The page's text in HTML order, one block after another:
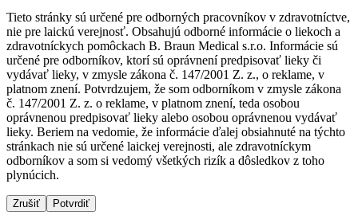
Uzatváranie rán
Riešenia
Terapie
Dialyzačné strediská
B. Braun Avitum poskytuje kvalitnú dialyzačnú starostlivosť
vo všetkých svojich strediskách na Slovensku. Viac
informácií nájdete na stránke jednotlivých stredísk.
Nájdite si prácu u nás​
Objavte svoje kariérne príležitosti ​v B. Braun. Vyhľadajte náš
trh práce​ pre zaujímavé pozície na Slovensku.​
Médiá
Kontakt
Tieto stránky sú určené pre odborných pracovníkov v zdravotníctve,
nie pre laickú verejnosť. Obsahujú odborné informácie o liekoch a
zdravotníckych pomôckach B. Braun Medical s.r.o. Informácie sú
určené pre odborníkov, ktorí sú oprávnení predpisovať lieky či
vydávať lieky, v zmysle zákona č. 147/2001 Z. z., o reklame, v
platnom znení. Potvrdzujem, že som odborníkom v zmysle zákona
č. 147/2001 Z. z. o reklame, v platnom znení, teda osobou
oprávnenou predpisovať lieky alebo osobou oprávnenou vydávať
lieky. Beriem na vedomie, že informácie ďalej obsiahnuté na týchto
stránkach nie sú určené laickej verejnosti, ale zdravotníckym
odborníkov a som si vedomý všetkých rizík a dôsledkov z toho
plynúcich.
Zrušiť Potvrdiť